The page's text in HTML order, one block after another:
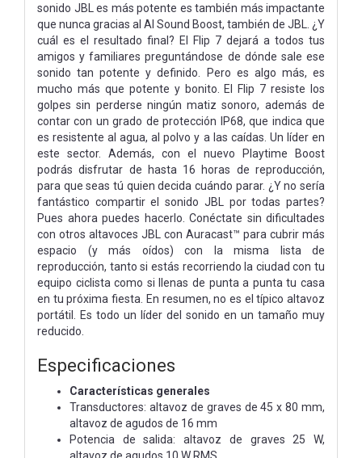
sonido JBL es más potente es también más impactante
que nunca gracias al AI Sound Boost, también de JBL. ¿Y
cuál es el resultado final? El Flip 7 dejará a todos tus
amigos y familiares preguntándose de dónde sale ese
sonido tan potente y definido. Pero es algo más, es
mucho más que potente y bonito. El Flip 7 resiste los
golpes sin perderse ningún matiz sonoro, además de
contar con un grado de protección IP68, que indica que
es resistente al agua, al polvo y a las caídas. Un líder en
este sector. Además, con el nuevo Playtime Boost
podrás disfrutar de hasta 16 horas de reproducción,
para que seas tú quien decida cuándo parar. ¿Y no sería
fantástico compartir el sonido JBL por todas partes?
Pues ahora puedes hacerlo. Conéctate sin dificultades
con otros altavoces JBL con Auracast™ para cubrir más
espacio (y más oídos) con la misma lista de
reproducción, tanto si estás recorriendo la ciudad con tu
equipo ciclista como si llenas de punta a punta tu casa
en tu próxima fiesta. En resumen, no es el típico altavoz
portátil. Es todo un líder del sonido en un tamaño muy
reducido.
Especificaciones
Características generales
Transductores: altavoz de graves de 45 x 80 mm,
altavoz de agudos de 16 mm
Potencia de salida: altavoz de graves 25 W,
altavoz de agudos 10 W RMS